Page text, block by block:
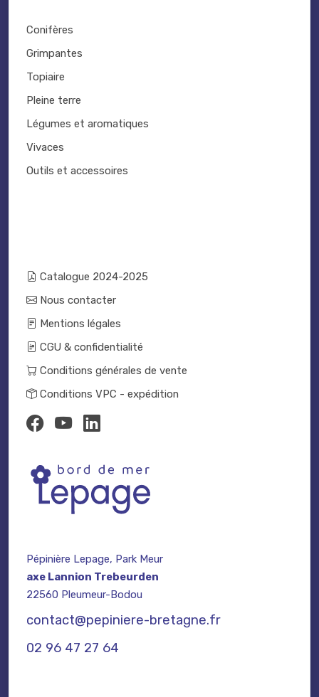
Conifères
Grimpantes
Topiaire
Pleine terre
Légumes et aromatiques
Vivaces
Outils et accessoires
Catalogue 2024-2025
Nous contacter
Mentions légales
CGU & confidentialité
Conditions générales de vente
Conditions VPC - expédition
Pépinière Lepage, Park Meur
axe Lannion Trebeurden
22560 Pleumeur-Bodou
contact@pepiniere-bretagne.fr
02 96 47 27 64